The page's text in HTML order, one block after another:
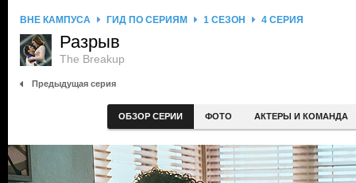
ВНЕ КАМПУСА ГИД ПО СЕРИЯМ 1 СЕЗОН 4 СЕРИЯ
Разрыв
The Breakup
Предыдущая серия
ОБЗОР СЕРИИ ФОТО АКТЕРЫ И КОМАНДА